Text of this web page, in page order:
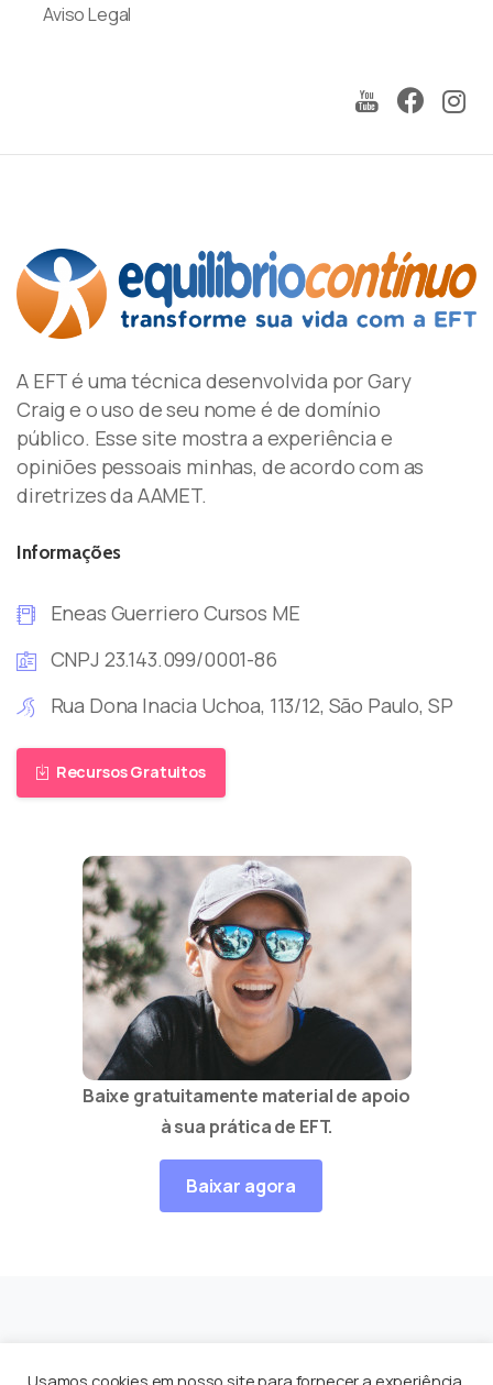
Aviso Legal
A EFT é uma técnica desenvolvida por Gary
Craig e o uso de seu nome é de domínio
público. Esse site mostra a experiência e
opiniões pessoais minhas, de acordo com as
diretrizes da AAMET.
Informações
Eneas Guerriero Cursos ME
CNPJ 23.143.099/0001-86
Rua Dona Inacia Uchoa, 113/12, São Paulo, SP
Recursos Gratuitos
Baixe gratuitamente material de apoio
à sua prática de EFT.
Baixar agora
Usamos cookies em nosso site para fornecer a experiência